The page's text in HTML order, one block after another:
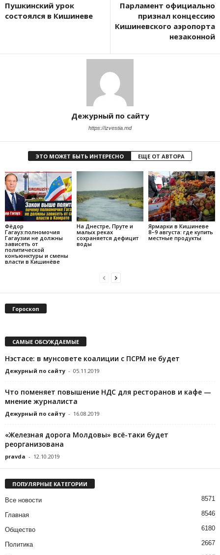
Пушкинский урок
состоялся в Кишиневе
Парламент официально
признал концессию
Кишиневского аэропорта
незаконной
Дежурный по сайту
https://izvestia.md
ЭТО МОЖЕТ БЫТЬ ИНТЕРЕСНО ЕЩЕ ОТ АВТОРА
Фёдор
Гагауз:полномочия
Гагаузии не должны
зависеть от
политической
конъюнктуры и смены
власти в Кишинёве
На Днестре, Пруте и
малых реках
сохраняется дефицит
воды
Ярмарки в Кишиневе
8–9 августа: где купить
местные продукты
Гороскоп
САМЫЕ ОБСУЖДАЕМЫЕ
Нэстасе: в мунсовете коалиции с ПСРМ не будет
Дежурный по сайту - 05.11.2019
Что поменяет повышение НДС для ресторанов и кафе —
мнение журналиста
Дежурный по сайту - 16.08.2019
«Железная дорога Молдовы» всё-таки будет
реорганизована
pravda - 12.10.2019
ПОПУЛЯРНЫЕ КАТЕГОРИИ
Все новости 8571
Главная 8546
Общество 6180
Политика 2667